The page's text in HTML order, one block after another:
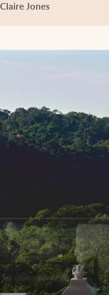
Claire Jones